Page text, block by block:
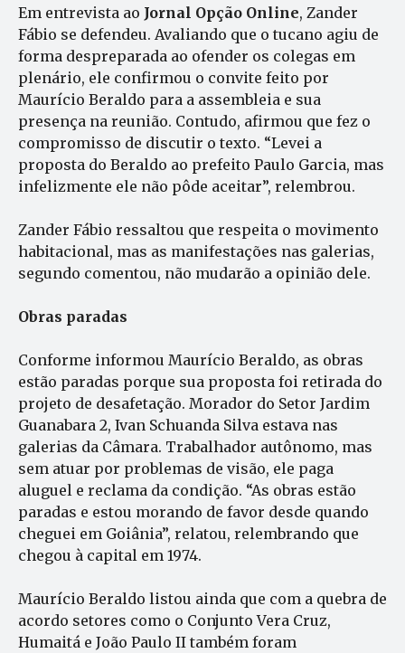
Em entrevista ao Jornal Opção Online, Zander
Fábio se defendeu. Avaliando que o tucano agiu de
forma despreparada ao ofender os colegas em
plenário, ele confirmou o convite feito por
Maurício Beraldo para a assembleia e sua
presença na reunião. Contudo, afirmou que fez o
compromisso de discutir o texto. “Levei a
proposta do Beraldo ao prefeito Paulo Garcia, mas
infelizmente ele não pôde aceitar”, relembrou.
Zander Fábio ressaltou que respeita o movimento
habitacional, mas as manifestações nas galerias,
segundo comentou, não mudarão a opinião dele.
Obras paradas
Conforme informou Maurício Beraldo, as obras
estão paradas porque sua proposta foi retirada do
projeto de desafetação. Morador do Setor Jardim
Guanabara 2, Ivan Schuanda Silva estava nas
galerias da Câmara. Trabalhador autônomo, mas
sem atuar por problemas de visão, ele paga
aluguel e reclama da condição. “As obras estão
paradas e estou morando de favor desde quando
cheguei em Goiânia”, relatou, relembrando que
chegou à capital em 1974.
Maurício Beraldo listou ainda que com a quebra de
acordo setores como o Conjunto Vera Cruz,
Humaitá e João Paulo II também foram